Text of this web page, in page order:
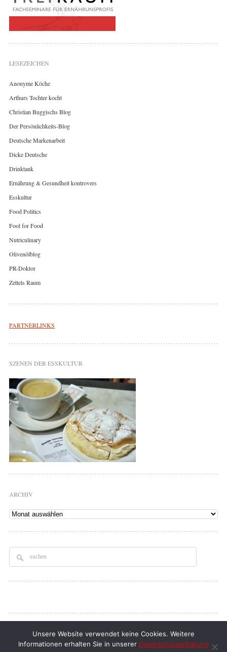
LESEZEICHEN
Anonyme Köche
Arthurs Tochter kocht
Christian Buggischs Blog
Der Persönlichkeits-Blog
Deutsche Markenarbeit
Dicke Deutsche
Drinktank
Ernährung & Gesundheit kontrovers
Esskultur
Food Politics
Fool for Food
Nutriculinary
Olivenölblog
PR-Doktor
Zettels Raum
PARTNERLINKS
SZENEN DER ESSKULTUR
ARCHIV
Archiv
Copyright © 2026Tellerrand. All rights Reserved.
klaus d. doll| full service webdesign
Unsere Website verwendet keine Cookies. Weitere
Informationen erhalten Sie in unserer Datenschutzerklärung